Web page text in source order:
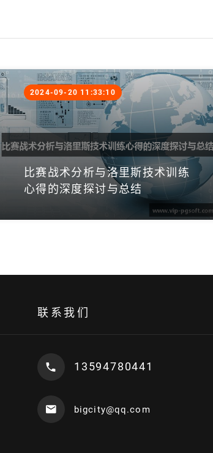
比赛战术分析与洛里斯技术训练
心得的深度探讨与总结
2024-09-20 11:33:10
联系我们
13594780441
bigcity@qq.com